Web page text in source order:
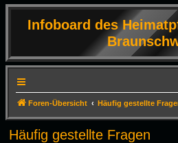
Infoboard des
Foren-Übersicht Häufig gestellte
Häufig gestellte Fragen